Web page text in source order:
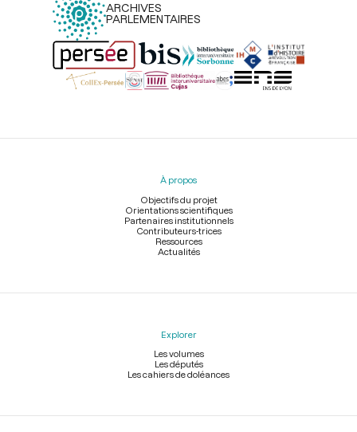
ARCHIVES
PARLEMENTAIRES
Menu
À propos
Objectifs du projet
Orientations scientifiques
Partenaires institutionnels
Contributeurs-trices
Ressources
Actualités
Explorer
Les volumes
Les députés
Les cahiers de doléances